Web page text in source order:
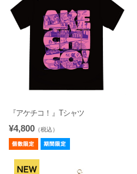
『アケチコ！』Tシャツ
¥4,800 （税込）